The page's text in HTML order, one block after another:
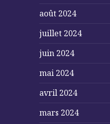
août 2024
juillet 2024
juin 2024
mai 2024
avril 2024
mars 2024